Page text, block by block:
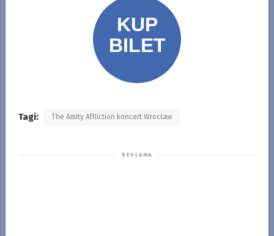
Tagi: The Amity Affliction koncert Wrocław